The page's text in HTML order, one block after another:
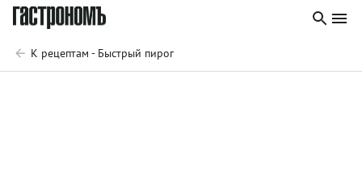
К рецептам - Быстрый пирог